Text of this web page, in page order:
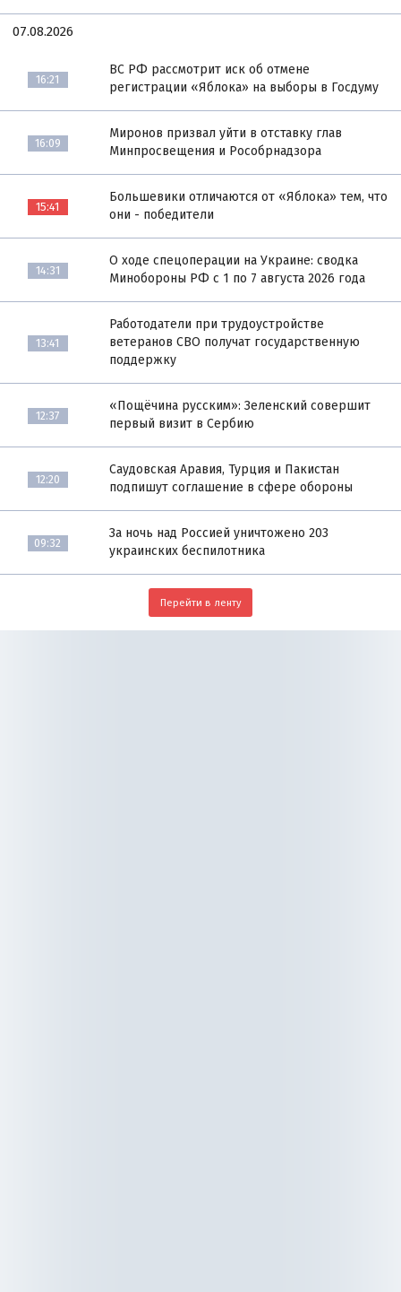
07.08.2026
16:21
ВС РФ рассмотрит иск об отмене
регистрации «Яблока» на выборы в Госдуму
16:09
Миронов призвал уйти в отставку глав
Минпросвещения и Рособрнадзора
15:41
Большевики отличаются от «Яблока» тем, что
они - победители
14:31
О ходе спецоперации на Украине: сводка
Минобороны РФ с 1 по 7 августа 2026 года
13:41
Работодатели при трудоустройстве
ветеранов СВО получат государственную
поддержку
12:37
«Пощёчина русским»: Зеленский совершит
первый визит в Сербию
12:20
Саудовская Аравия, Турция и Пакистан
подпишут соглашение в сфере обороны
09:32
За ночь над Россией уничтожено 203
украинских беспилотника
Перейти в ленту